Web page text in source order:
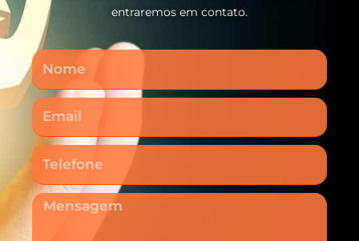
entraremos em contato.
Nome
Email
Telefone
Mensagem